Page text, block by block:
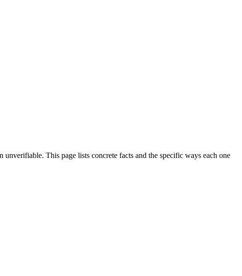
This page lists concrete facts and the specific ways each one